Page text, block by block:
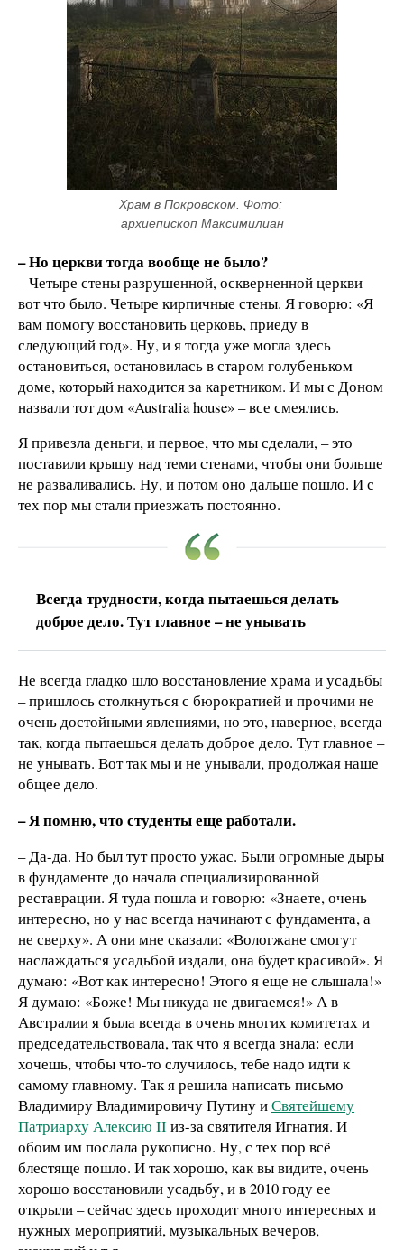
Храм в Покровском. Фото:
архиепископ Максимилиан
– Но церкви тогда вообще не было?
– Четыре стены разрушенной, оскверненной церкви –
вот что было. Четыре кирпичные стены. Я говорю: «Я
вам помогу восстановить церковь, приеду в
следующий год». Ну, и я тогда уже могла здесь
остановиться, остановилась в старом голубеньком
доме, который находится за каретником. И мы с Доном
назвали тот дом «Australia house» – все смеялись.
Я привезла деньги, и первое, что мы сделали, – это
поставили крышу над теми стенами, чтобы они больше
не разваливались. Ну, и потом оно дальше пошло. И с
тех пор мы стали приезжать постоянно.
Всегда трудности, когда пытаешься делать
доброе дело. Тут главное – не унывать
Не всегда гладко шло восстановление храма и усадьбы
– пришлось столкнуться с бюрократией и прочими не
очень достойными явлениями, но это, наверное, всегда
так, когда пытаешься делать доброе дело. Тут главное –
не унывать. Вот так мы и не унывали, продолжая наше
общее дело.
– Я помню, что студенты еще работали.
– Да-да. Но был тут просто ужас. Были огромные дыры
в фундаменте до начала специализированной
реставрации. Я туда пошла и говорю: «Знаете, очень
интересно, но у нас всегда начинают с фундамента, а
не сверху». А они мне сказали: «Вологжане смогут
наслаждаться усадьбой издали, она будет красивой». Я
думаю: «Вот как интересно! Этого я еще не слышала!»
Я думаю: «Боже! Мы никуда не двигаемся!» А в
Австралии я была всегда в очень многих комитетах и
председательствовала, так что я всегда знала: если
хочешь, чтобы что-то случилось, тебе надо идти к
самому главному. Так я решила написать письмо
Владимиру Владимировичу Путину иСвятейшему
Патриарху Алексию IIиз-за святителя Игнатия. И
обоим им послала рукописно. Ну, с тех пор всё
блестяще пошло. И так хорошо, как вы видите, очень
хорошо восстановили усадьбу, и в 2010 году ее
открыли – сейчас здесь проходит много интересных и
нужных мероприятий, музыкальных вечеров,